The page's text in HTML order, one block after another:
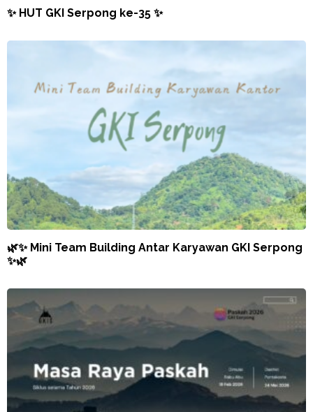
✨ HUT GKI Serpong ke-35 ✨
🌿✨ Mini Team Building Antar Karyawan GKI Serpong
✨🌿